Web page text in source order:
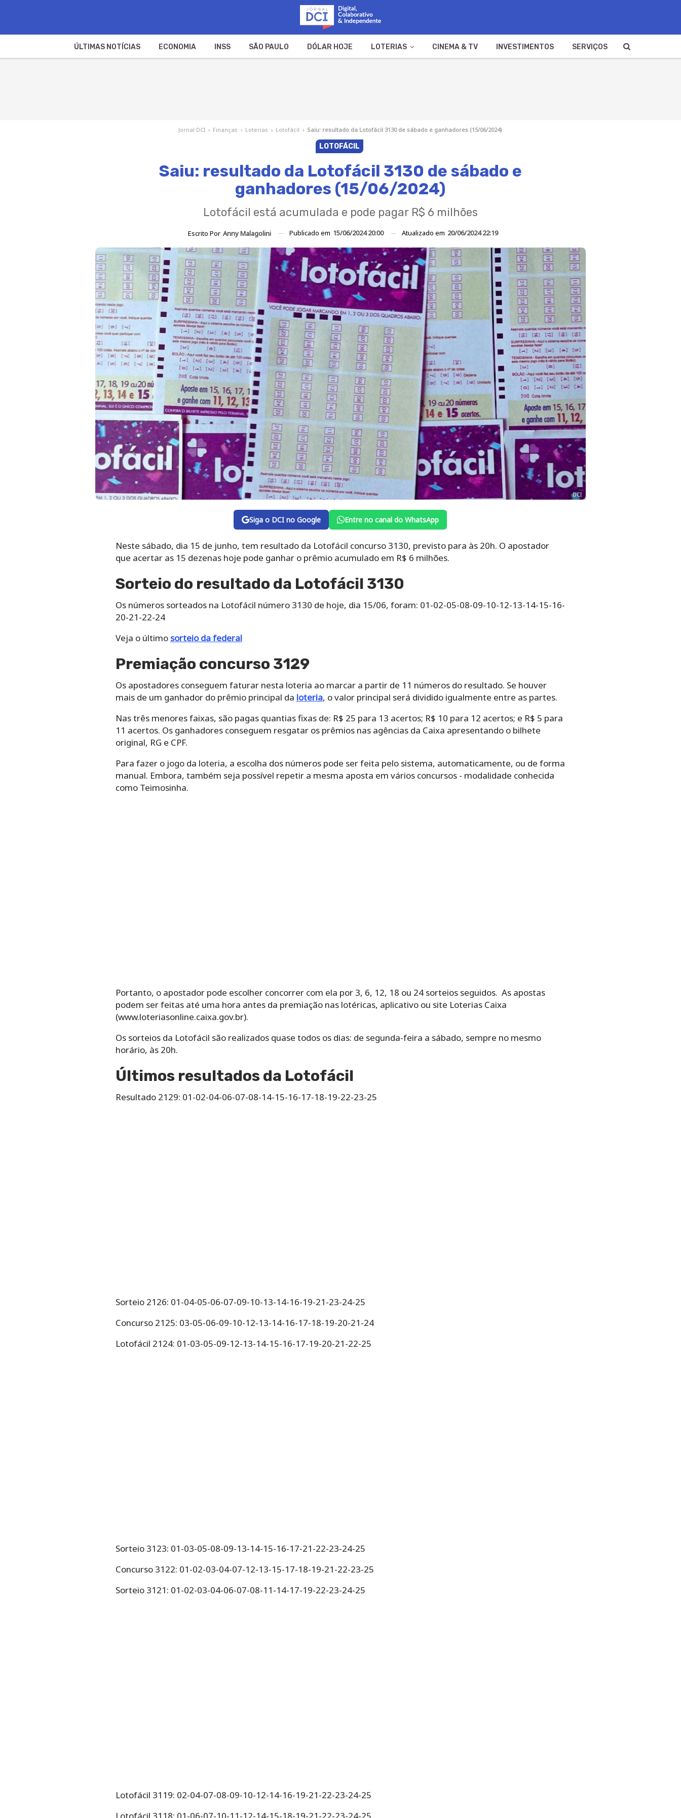
ÚLTIMAS NOTÍCIAS ECONOMIA INSS SÃO PAULO DÓLAR HOJE LOTERIAS CINEMA & TV INVESTIMENTOS SERVIÇOS
Jornal DCI › Finanças › Loterias › Lotofácil › Saiu: resultado da Lotofácil 3130 de sábado e ganhadores (15/06/2024)
LOTOFÁCIL
Saiu: resultado da Lotofácil 3130 de sábado e
ganhadores (15/06/2024)
Lotofácil está acumulada e pode pagar R$ 6 milhões
Escrito Por Anny Malagolini Publicado em 15/06/2024 20:00 Atualizado em 20/06/2024 22:19
DCI
Siga o DCI no Google Entre no canal do WhatsApp
Neste sábado, dia 15 de junho, tem resultado da Lotofácil concurso 3130, previsto para às 20h. O apostador
que acertar as 15 dezenas hoje pode ganhar o prêmio acumulado em R$ 6 milhões.
Sorteio do resultado da Lotofácil 3130
Os números sorteados na Lotofácil número 3130 de hoje, dia 15/06, foram: 01-02-05-08-09-10-12-13-14-15-16-
20-21-22-24
Veja o último sorteio da federal
Premiação concurso 3129
Os apostadores conseguem faturar nesta loteria ao marcar a partir de 11 números do resultado. Se houver
mais de um ganhador do prêmio principal da loteria, o valor principal será dividido igualmente entre as partes.
Nas três menores faixas, são pagas quantias fixas de: R$ 25 para 13 acertos; R$ 10 para 12 acertos; e R$ 5 para
11 acertos. Os ganhadores conseguem resgatar os prêmios nas agências da Caixa apresentando o bilhete
original, RG e CPF.
Para‌ ‌fazer‌ ‌o‌ ‌jogo da loteria,‌ ‌a‌ ‌escolha‌ ‌dos‌ ‌números‌ ‌pode‌ ‌ser‌ ‌feita‌ ‌pelo‌ ‌sistema,‌ ‌automaticamente,‌ ‌ou‌ ‌de‌ ‌forma‌
‌manual.‌ Embora, ‌também‌ ‌seja‌ ‌possível‌ ‌repetir‌ ‌a‌ ‌mesma‌ ‌aposta‌ ‌em‌ ‌vários‌ ‌concursos -‌ ‌modalidade‌ ‌conhecida‌
‌como‌ ‌Teimosinha.‌ ‌
Portanto, o ‌apostador‌ ‌pode‌ ‌escolher‌ ‌concorrer‌ ‌com‌ ‌ela‌ ‌por‌ ‌3,‌ ‌6,‌ ‌12,‌ ‌18‌ ‌ou‌ ‌24‌ ‌sorteios seguidos.‌ ‌ As apostas
podem ser feitas até uma hora antes da premiação nas lotéricas, aplicativo ou site Loterias Caixa
(www.loteriasonline.caixa.gov.br).
Os‌ ‌sorteios‌ ‌da‌ ‌Lotofácil‌ ‌são‌ ‌realizados‌ ‌quase‌ ‌todos‌ ‌os‌ ‌dias: de‌ ‌segunda-feira‌ ‌a‌ ‌sábado,‌ ‌sempre‌ ‌no‌ ‌mesmo‌
‌horário,‌ ‌às‌ ‌20h.
Últimos resultados da Lotofácil
Resultado 2129: 01-02-04-06-07-08-14-15-16-17-18-19-22-23-25
Sorteio 2126: 01-04-05-06-07-09-10-13-14-16-19-21-23-24-25
Concurso 2125: 03-05-06-09-10-12-13-14-16-17-18-19-20-21-24
Lotofácil 2124: 01-03-05-09-12-13-14-15-16-17-19-20-21-22-25
Sorteio 3123: 01-03-05-08-09-13-14-15-16-17-21-22-23-24-25
Concurso 3122: 01-02-03-04-07-12-13-15-17-18-19-21-22-23-25
Sorteio 3121: 01-02-03-04-06-07-08-11-14-17-19-22-23-24-25
Lotofácil 3119: 02-04-07-08-09-10-12-14-16-19-21-22-23-24-25